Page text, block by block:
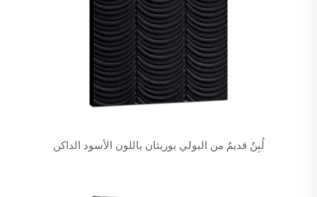
لُبِنٌ قديمٌ من البولي يوريثان باللون الأسود الداكن